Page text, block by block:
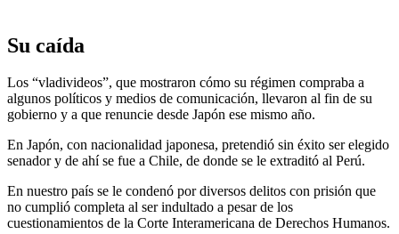
Su caída
Los “vladivideos”, que mostraron cómo su régimen compraba a
algunos políticos y medios de comunicación, llevaron al fin de su
gobierno y a que renuncie desde Japón ese mismo año.
En Japón, con nacionalidad japonesa, pretendió sin éxito ser elegido
senador y de ahí se fue a Chile, de donde se le extraditó al Perú.
En nuestro país se le condenó por diversos delitos con prisión que
no cumplió completa al ser indultado a pesar de los
cuestionamientos de la Corte Interamericana de Derechos Humanos.